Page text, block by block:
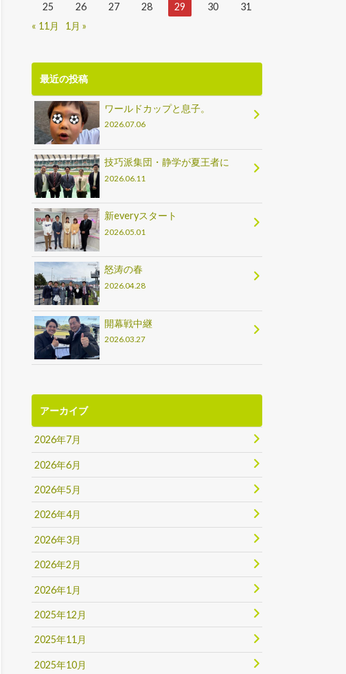
25 26 27 28 29 30
31
« 11月
1月 »
最近の投稿
ワールドカップと息子。
2026.07.06
技巧派集団・静学が夏王者に
2026.06.11
新everyスタート
2026.05.01
怒涛の春
2026.04.28
開幕戦中継
2026.03.27
アーカイブ
2026年7月
2026年6月
2026年5月
2026年4月
2026年3月
2026年2月
2026年1月
2025年12月
2025年11月
2025年10月